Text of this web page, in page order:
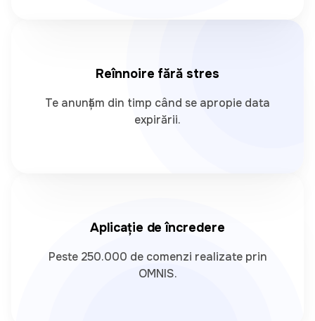
Reînnoire fără stres
Te anunțăm din timp când se apropie data
expirării.
Aplicație de încredere
Peste 250.000 de comenzi realizate prin
OMNIS.